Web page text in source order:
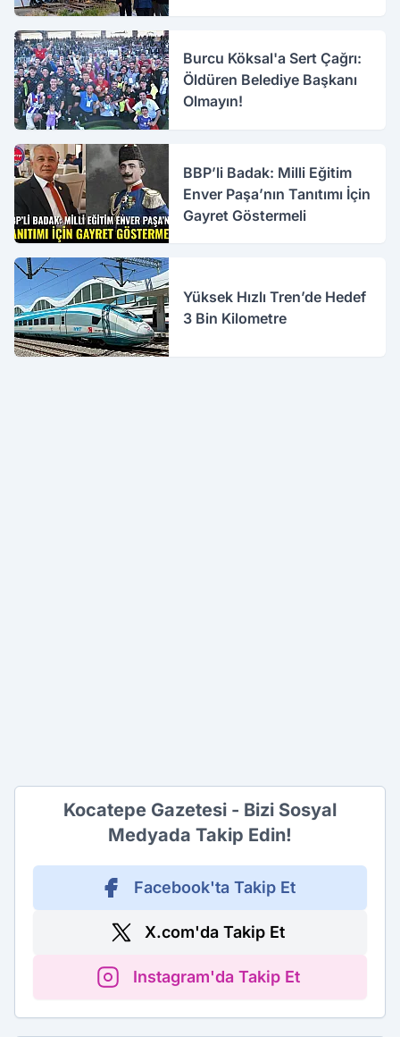
Burcu Köksal'a Sert Çağrı:
Öldüren Belediye Başkanı
Olmayın!
BBP’li Badak: Milli Eğitim
Enver Paşa’nın Tanıtımı İçin
Gayret Göstermeli
Yüksek Hızlı Tren’de Hedef
3 Bin Kilometre
Kocatepe Gazetesi - Bizi Sosyal
Medyada Takip Edin!
Facebook'ta Takip Et
X.com'da Takip Et
Instagram'da Takip Et